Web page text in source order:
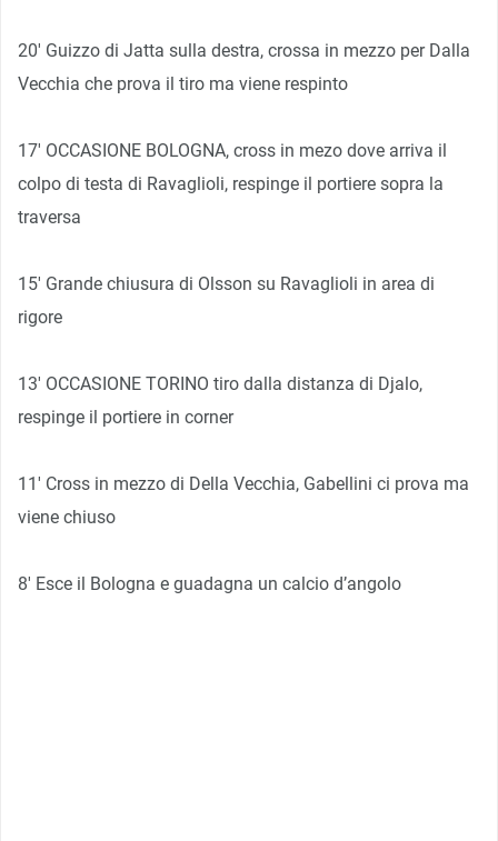
20′ Guizzo di Jatta sulla destra, crossa in mezzo per Dalla
Vecchia che prova il tiro ma viene respinto
17′ OCCASIONE BOLOGNA, cross in mezo dove arriva il
colpo di testa di Ravaglioli, respinge il portiere sopra la
traversa
15′ Grande chiusura di Olsson su Ravaglioli in area di
rigore
13′ OCCASIONE TORINO tiro dalla distanza di Djalo,
respinge il portiere in corner
11′ Cross in mezzo di Della Vecchia, Gabellini ci prova ma
viene chiuso
8′ Esce il Bologna e guadagna un calcio d’angolo